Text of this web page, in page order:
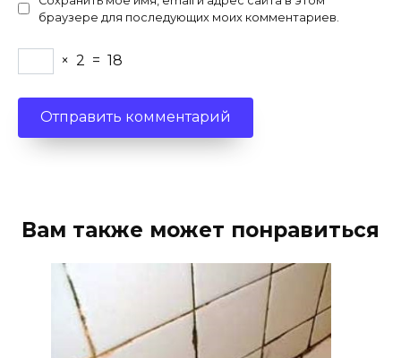
браузере для последующих моих комментариев.
× 2 = 18
Вам также может понравиться